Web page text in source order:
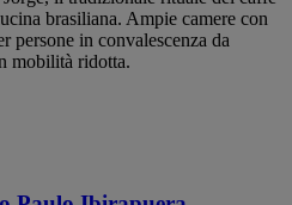
brasiliana. Ampie camere con
persone in convalescenza da
mobilità ridotta.